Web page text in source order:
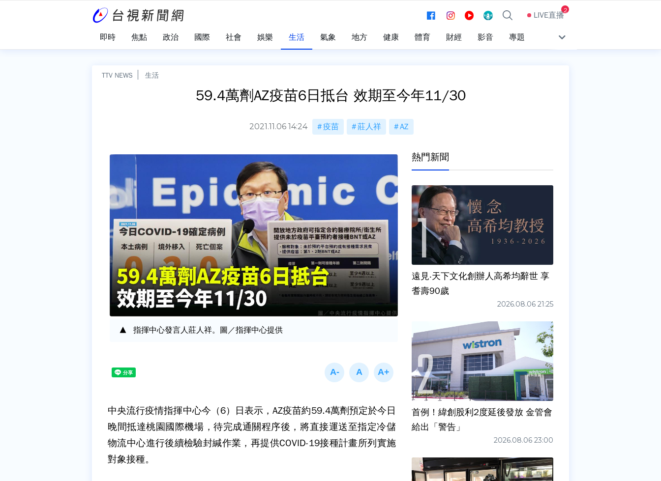
LIVE直播2
即時 焦點 政治 國際 社會 娛樂 生活 氣象 地方 健康 體育 財經 影音 專題
TTV NEWS 生活
59.4萬劑AZ疫苗6日抵台 效期至今年11/30
2021.11.06 14:24 疫苗 莊人祥 AZ
指揮中心發言人莊人祥。圖／指揮中心提供
中央流行疫情指揮中心今（6）日表示，AZ疫苗約59.4萬劑預定於今日
晚間抵達桃園國際機場，待完成通關程序後，將直接運送至指定冷儲
物流中心進行後續檢驗封緘作業，再提供COVID-19接種計畫所列實施
對象接種。
熱門新聞
遠見‧天下文化創辦人高希均辭世 享
耆壽90歲
2026.08.06 21:25
首例！緯創股利2度延後發放 金管會
給出「警告」
2026.08.06 23:00